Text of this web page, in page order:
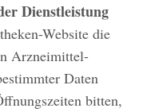
Dienstleistung
Website die
Arzneimittel-
Daten
bitten,